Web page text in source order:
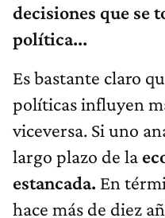
decisiones que se
política...
Es bastante claro
políticas influyen
viceversa. Si uno
largo plazo de la
estancada. En
hace más de diez